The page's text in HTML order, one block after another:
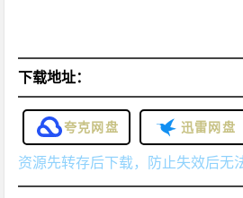
下载地址：
夸克网盘 迅雷网盘
资源先转存后下载，防止失效后无